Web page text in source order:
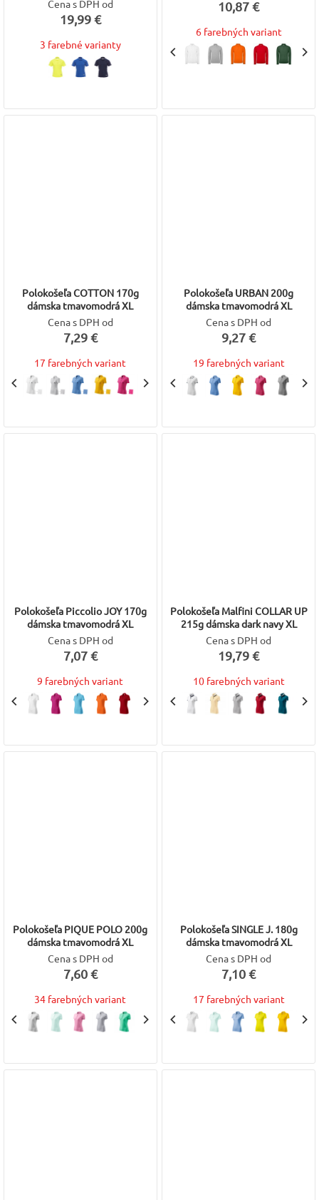
Cena s DPH od
19,99 €
3 farebné varianty
10,87 €
6 farebných variant
Polokošeľa COTTON 170g
dámska tmavomodrá XL
Cena s DPH od
7,29 €
17 farebných variant
Polokošeľa URBAN 200g
dámska tmavomodrá XL
Cena s DPH od
9,27 €
19 farebných variant
Polokošeľa Piccolio JOY 170g
dámska tmavomodrá XL
Cena s DPH od
7,07 €
9 farebných variant
Polokošeľa Malfini COLLAR UP
215g dámska dark navy XL
Cena s DPH od
19,79 €
10 farebných variant
Polokošeľa PIQUE POLO 200g
dámska tmavomodrá XL
Cena s DPH od
7,60 €
34 farebných variant
Polokošeľa SINGLE J. 180g
dámska tmavomodrá XL
Cena s DPH od
7,10 €
17 farebných variant